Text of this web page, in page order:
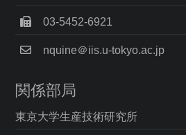
03-5452-6921
nquine＠iis.u-tokyo.ac.jp
関係部局
東京大学生産技術研究所